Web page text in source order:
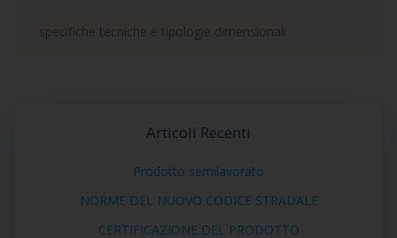
specifiche tecniche e tipologie dimensionali
Articoli Recenti
Prodotto semilavorato
NORME DEL NUOVO CODICE STRADALE
CERTIFICAZIONE DEL PRODOTTO